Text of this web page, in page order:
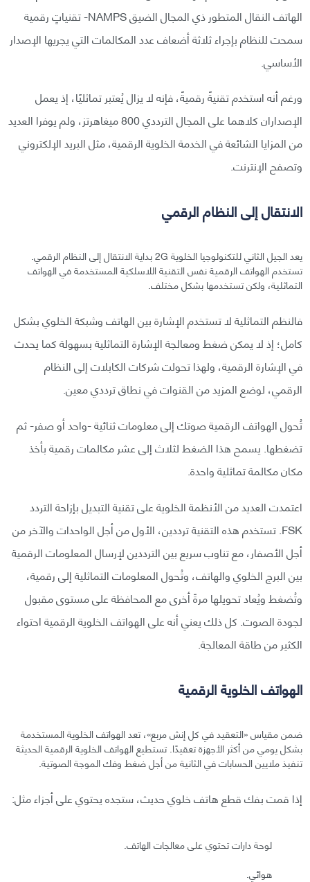
الهاتف النقال المتطور ذي المجال الضيق NAMPS- تقنياتٍ رقمية
سمحت للنظام بإجراء ثلاثة أضعاف عدد المكالمات التي يجريها الإصدار
الأساسي.
ورغم أنه استخدم تقنيةً رقميةً، فإنه لا يزال يُعتبر تماثليًا، إذ يعمل
الإصداران كلاهما على المجال الترددي 800 ميغاهرتز، ولم يوفرا العديد
من المزايا الشائعة في الخدمة الخلوية الرقمية، مثل البريد الإلكتروني
وتصفح الإنترنت.
الانتقال إلى النظام الرقمي
يعد الجيل الثاني للتكنولوجيا الخلوية 2G بداية الانتقال إلى النظام الرقمي.
تستخدم الهواتف الرقمية نفس التقنية اللاسلكية المستخدمة في الهواتف
التماثلية، ولكن تستخدمها بشكل مختلف.
فالنظم التماثلية لا تستخدم الإشارة بين الهاتف وشبكة الخلوي بشكل
كامل؛ إذ لا يمكن ضغط ومعالجة الإشارة التماثلية بسهولة كما يحدث
في الإشارة الرقمية، ولهذا تحولت شركات الكابلات إلى النظام
الرقمي، لوضع المزيد من القنوات في نطاق ترددي معين.
تُحول الهواتف الرقمية صوتك إلى معلومات ثنائية -واحد أو صفر- ثم
تضغطها. يسمح هذا الضغط لثلاث إلى عشر مكالمات رقمية بأخذ
مكان مكالمة تماثلية واحدة.
اعتمدت العديد من الأنظمة الخلوية على تقنية التبديل بإزاحة التردد
FSK. تستخدم هذه التقنية ترددين، الأول من أجل الواحدات والآخر من
أجل الأصفار، مع تناوب سريع بين الترددين لإرسال المعلومات الرقمية
بين البرج الخلوي والهاتف، وتُحول المعلومات التماثلية إلى رقمية،
وتُضغط ويُعاد تحويلها مرةً أخرى مع المحافظة على مستوى مقبول
لجودة الصوت. كل ذلك يعني أنه على الهواتف الخلوية الرقمية احتواء
الكثير من طاقة المعالجة.
الهواتف الخلوية الرقمية
ضمن مقياس «التعقيد في كل إنش مربع»، تعد الهواتف الخلوية المستخدمة
بشكل يومي من أكثر الأجهزة تعقيدًا. تستطيع الهواتف الخلوية الرقمية الحديثة
تنفيذ ملايين الحسابات في الثانية من أجل ضغط وفك الموجة الصوتية.
إذا قمت بفك قطع هاتف خلوي حديث، ستجده يحتوي على أجزاء مثل:
لوحة دارات تحتوي على معالجات الهاتف.
هوائي.